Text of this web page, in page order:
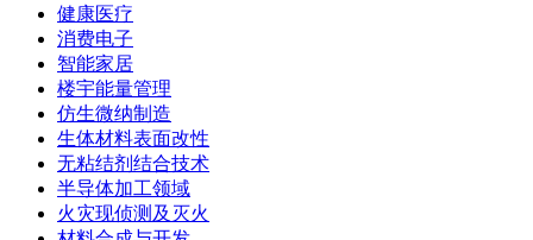
健康医疗
消费电子
智能家居
楼宇能量管理
仿生微纳制造
生体材料表面改性
无粘结剂结合技术
半导体加工领域
火灾现侦测及灭火